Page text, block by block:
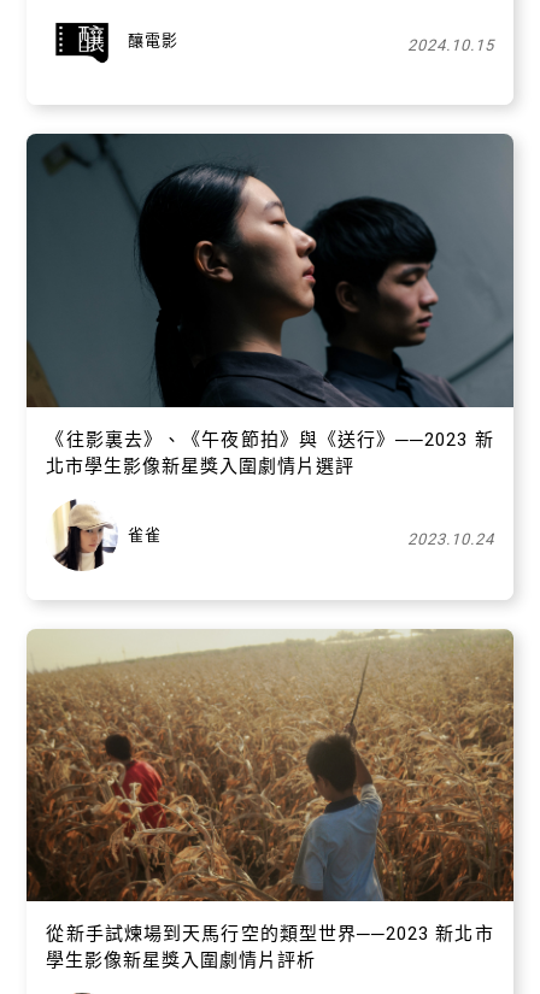
釀電影 2024.10.15
《往影裏去》、《午夜節拍》與《送行》──2023 新
北市學生影像新星獎入圍劇情片選評
雀雀 2023.10.24
從新手試煉場到天馬行空的類型世界──2023 新北市
學生影像新星獎入圍劇情片評析
關閉